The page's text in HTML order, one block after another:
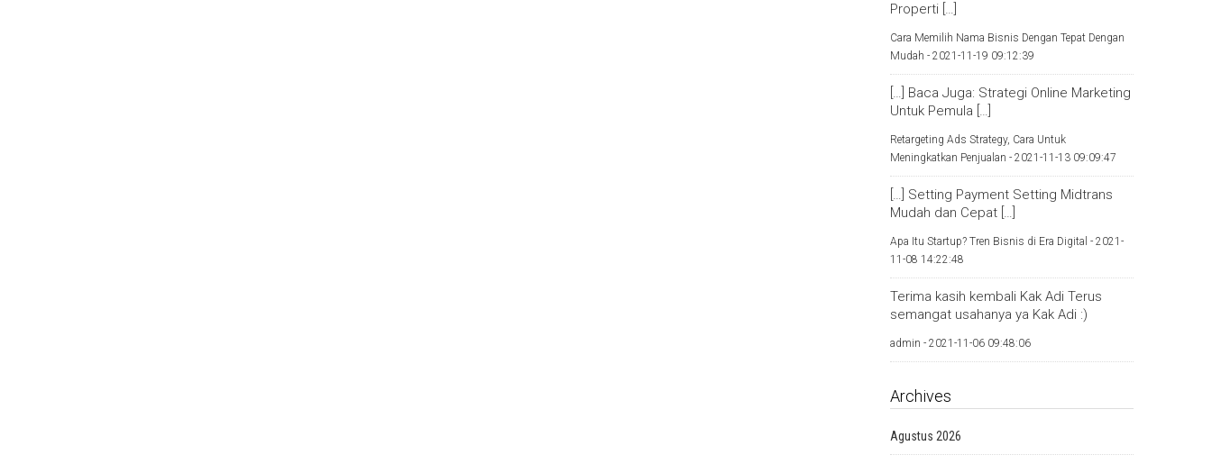
Properti […]
Cara Memilih Nama Bisnis Dengan Tepat Dengan
Mudah - 2021-11-19 09:12:39
[…] Baca Juga: Strategi Online Marketing
Untuk Pemula […]
Retargeting Ads Strategy, Cara Untuk
Meningkatkan Penjualan - 2021-11-13 09:09:47
[…] Setting Payment Setting Midtrans
Mudah dan Cepat […]
Apa Itu Startup? Tren Bisnis di Era Digital - 2021-
11-08 14:22:48
Terima kasih kembali Kak Adi Terus
semangat usahanya ya Kak Adi :)
admin - 2021-11-06 09:48:06
Archives
Agustus 2026